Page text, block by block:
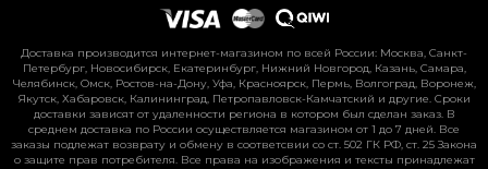
Доставка производится интернет-магазином по всей России: Москва, Санкт-
Петербург, Новосибирск, Екатеринбург, Нижний Новгород, Казань, Самара,
Челябинск, Омск, Ростов-на-Дону, Уфа, Красноярск, Пермь, Волгоград, Воронеж,
Якутск, Хабаровск, Калининград, Петропавловск-Камчатский и другие. Сроки
доставки зависят от удаленности региона в котором был сделан заказ. В
среднем доставка по России осуществляется магазином от 1 до 7 дней. Все
заказы подлежат возврату и обмену в соответсвии со ст. 502 ГК РФ, ст. 25 Закона
о защите прав потребителя. Все права на изображения и тексты принадлежат